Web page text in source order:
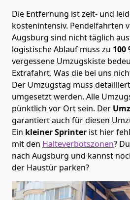
Die Entfernung ist zeit- und
kostenintensiv. Pendelfahrten
Augsburg sind nicht täglich
logistische Ablauf muss zu 100
vergessene Umzugskiste
Extrafahrt. Was die bei uns
Der Umzugstag muss
umgesetzt werden. Alle
pünktlich vor Ort sein. Der
garantiert auch für diesen
Ein kleiner Sprinter ist hier
mit den Halteverbotszonen?
nach Augsburg und kannst
der Haustür parken?